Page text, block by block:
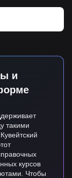
и
такими
курсов
Чтобы